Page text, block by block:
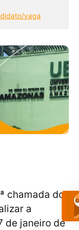
vaga
chamada do
a
de janeiro de